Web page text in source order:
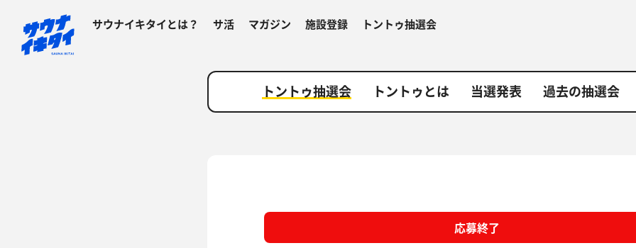
サウナイキタイとは？ サ活 マガジン 施設登録 トントゥ抽選会
トントゥ抽選会 トントゥとは 当選発表 過去の抽選会
応募終了